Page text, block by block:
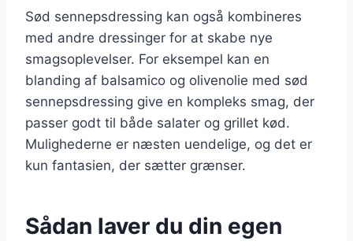
Sød sennepsdressing kan også kombineres
med andre dressinger for at skabe nye
smagsoplevelser. For eksempel kan en
blanding af balsamico og olivenolie med sød
sennepsdressing give en kompleks smag, der
passer godt til både salater og grillet kød.
Mulighederne er næsten uendelige, og det er
kun fantasien, der sætter grænser.
Sådan laver du din egen